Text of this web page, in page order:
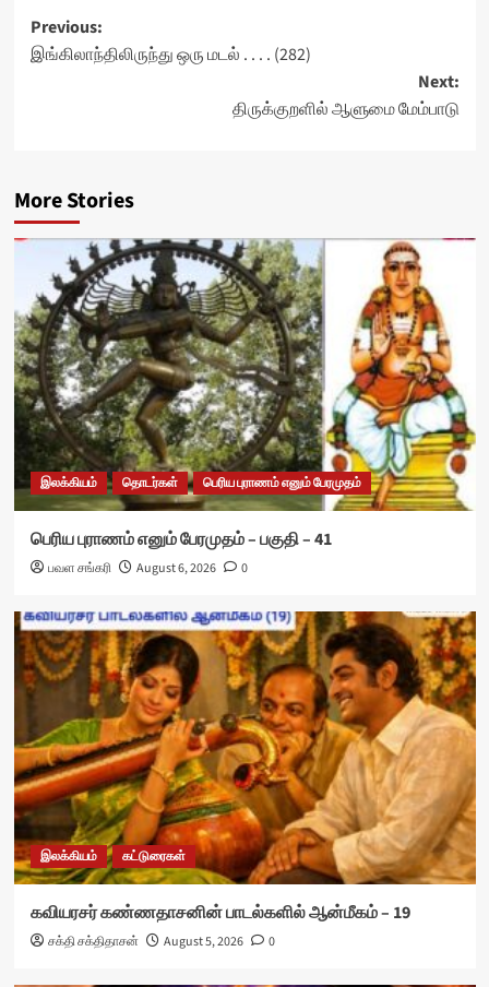
Post
navigation
Previous:
இங்கிலாந்திலிருந்து ஒரு மடல் . . . . (282)
Next:
திருக்குறளில் ஆளுமை மேம்பாடு
More Stories
இலக்கியம் தொடர்கள் பெரிய புராணம் எனும் பேரமுதம்
பெரிய புராணம் எனும் பேரமுதம் – பகுதி – 41
பவள சங்கரி August 6, 2026 0
இலக்கியம் கட்டுரைகள்
கவியரசர் கண்ணதாசனின் பாடல்களில் ஆன்மீகம் – 19
சக்தி சக்திதாசன் August 5, 2026 0